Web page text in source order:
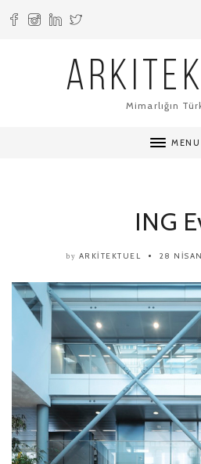
Mimarlığın
MENU
ING
by ARKITEKTUEL 28 NISAN